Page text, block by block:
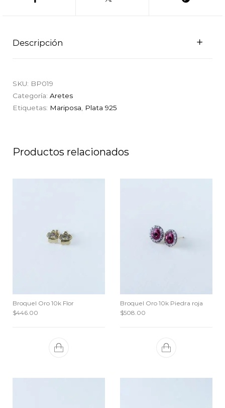
Descripción
SKU: BP019
Categoría:Aretes
Etiquetas: Mariposa, Plata 925
Productos relacionados
Broquel Oro 10k Flor
$446.00
Broquel Oro 10k Piedra roja
$508.00